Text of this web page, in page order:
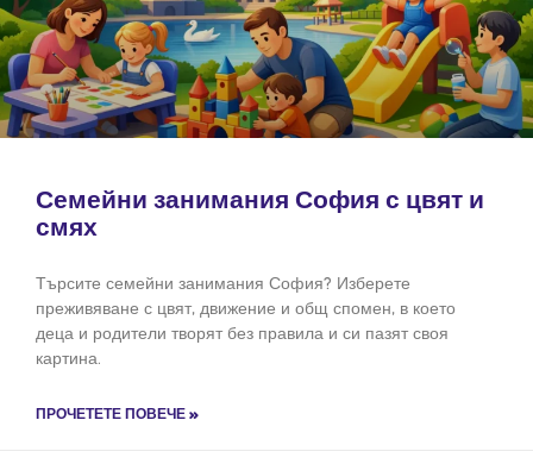
Семейни занимания София с цвят и
смях
Търсите семейни занимания София? Изберете
преживяване с цвят, движение и общ спомен, в което
деца и родители творят без правила и си пазят своя
картина.
ПРОЧЕТЕТЕ ПОВЕЧЕ »